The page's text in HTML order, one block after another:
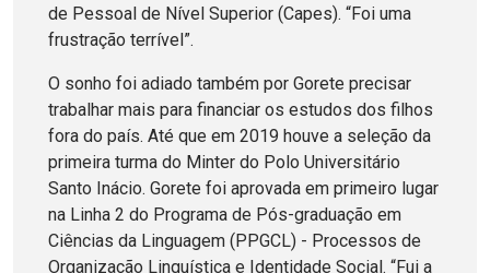
de Pessoal de Nível Superior (Capes). “Foi uma
frustração terrível”.
O sonho foi adiado também por Gorete precisar
trabalhar mais para financiar os estudos dos filhos
fora do país. Até que em 2019 houve a seleção da
primeira turma do Minter do Polo Universitário
Santo Inácio. Gorete foi aprovada em primeiro lugar
na Linha 2 do Programa de Pós-graduação em
Ciências da Linguagem (PPGCL) - Processos de
Organização Linguística e Identidade Social. “Fui a